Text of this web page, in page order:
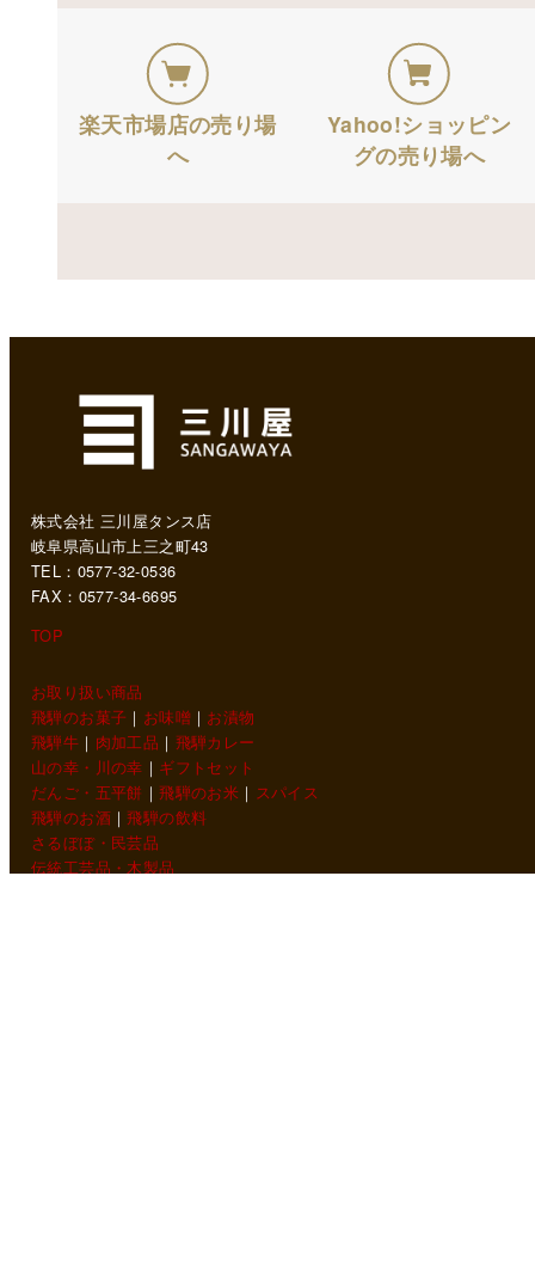
楽天市場店の売り場
へ
Yahoo!ショッピン
グの売り場へ
株式会社 三川屋タンス店
岐阜県高山市上三之町43
TEL：0577-32-0536
FAX：0577-34-6695
TOP
お取り扱い商品
飛騨のお菓子 ｜ お味噌｜ お漬物
飛騨牛 ｜ 肉加工品 ｜ 飛騨カレー
山の幸・川の幸 ｜ ギフトセット
だんご・五平餅 ｜飛騨のお米 ｜ スパイス
飛騨のお酒｜飛騨の飲料
さるぼぼ・民芸品
伝統工芸品・木製品